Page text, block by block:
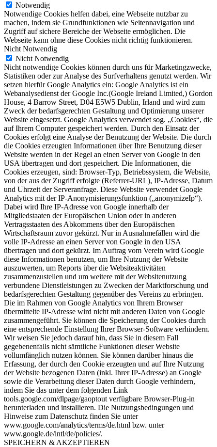
Notwendig
Notwendige Cookies helfen dabei, eine Webseite nutzbar zu
machen, indem sie Grundfunktionen wie Seitennavigation und
Zugriff auf sichere Bereiche der Webseite ermöglichen. Die
Webseite kann ohne diese Cookies nicht richtig funktionieren.
Nicht Notwendig
Nicht Notwendig
Nicht notwendige Cookies können durch uns für Marketingzwecke,
Statistiken oder zur Analyse des Surfverhaltens genutzt werden. Wir
setzen hierfür Google Analytics ein: Google Analytics ist ein
Webanalysedienst der Google Inc.(Google Ireland Limited,) Gordon
House, 4 Barrow Street, D04 E5W5 Dublin, Irland und wird zum
Zweck der bedarfsgerechten Gestaltung und Optimierung unserer
Website eingesetzt. Google Analytics verwendet sog. „Cookies“, die
auf Ihrem Computer gespeichert werden. Durch den Einsatz der
Cookies erfolgt eine Analyse der Benutzung der Website. Die durch
die Cookies erzeugten Informationen über Ihre Benutzung dieser
Website werden in der Regel an einen Server von Google in den
USA übertragen und dort gespeichert. Die Informationen, die
Cookies erzeugen, sind: Browser-Typ, Betriebssystem, die Website,
von der aus der Zugriff erfolgte (Referrer-URL), IP-Adresse, Datum
und Uhrzeit der Serveranfrage. Diese Website verwendet Google
Analytics mit der IP-Anonymisierungsfunktion („anonymizeIp“).
Dabei wird Ihre IP-Adresse von Google innerhalb der
Mitgliedstaaten der Europäischen Union oder in anderen
Vertragsstaaten des Abkommens über den Europäischen
Wirtschaftsraum zuvor gekürzt. Nur in Ausnahmefällen wird die
volle IP-Adresse an einen Server von Google in den USA
übertragen und dort gekürzt. Im Auftrag vom Verein wird Google
diese Informationen benutzen, um Ihre Nutzung der Website
auszuwerten, um Reports über die Websiteaktivitäten
zusammenzustellen und um weitere mit der Websitenutzung
verbundene Dienstleistungen zu Zwecken der Marktforschung und
bedarfsgerechten Gestaltung gegenüber des Vereins zu erbringen.
Die im Rahmen von Google Analytics von Ihrem Browser
übermittelte IP-Adresse wird nicht mit anderen Daten von Google
zusammengeführt. Sie können die Speicherung der Cookies durch
eine entsprechende Einstellung Ihrer Browser-Software verhindern.
Wir weisen Sie jedoch darauf hin, dass Sie in diesem Fall
gegebenenfalls nicht sämtliche Funktionen dieser Website
vollumfänglich nutzen können. Sie können darüber hinaus die
Erfassung, der durch den Cookie erzeugten und auf Ihre Nutzung
der Website bezogenen Daten (inkl. Ihrer IP-Adresse) an Google
sowie die Verarbeitung dieser Daten durch Google verhindern,
indem Sie das unter dem folgenden Link
tools.google.com/dlpage/gaoptout verfügbare Browser-Plug-in
herunterladen und installieren. Die Nutzungsbedingungen und
Hinweise zum Datenschutz finden Sie unter
www.google.com/analytics/terms/de.html bzw. unter
www.google.de/intl/de/policies/.
SPEICHERN & AKZEPTIEREN